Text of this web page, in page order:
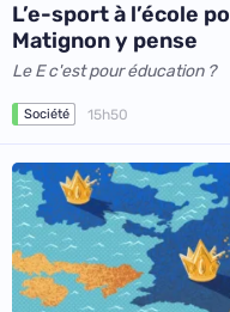
L’e-sport à l’école
Matignon y pense
Le E c'est pour éducation ?
Société 15h50